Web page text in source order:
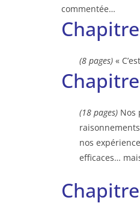
commentée…
(8 pages) «
(18 pages) Nos
nos
efficaces…